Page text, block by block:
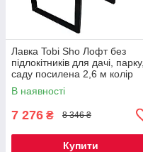
Лавка Tobi Sho Лофт без
підлокітників для дачі, парку,
саду посилена 2,6 м колір
горіх
В наявності
7 276 ₴ 8 346 ₴
Купити